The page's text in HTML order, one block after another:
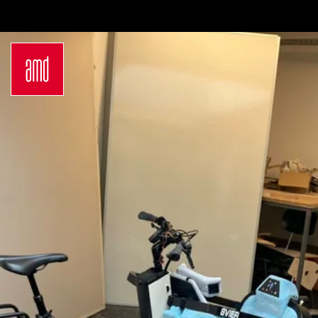
Innenarchitektur
Marken- &
Kommunikationsdesign
Interior Design
Designmanagement
Sustainability in
Creative Industries
Fashion & Design
Fashion Design
Master
Luxury Management
Generatives Design &
Kosten & Finanzierung
Career Development an
Auslandsprogramme
Partnerhochschulen
Studieren in
Deutschland
Studyplus
Deinen Campus entdecken
Berlin
Düsseldorf